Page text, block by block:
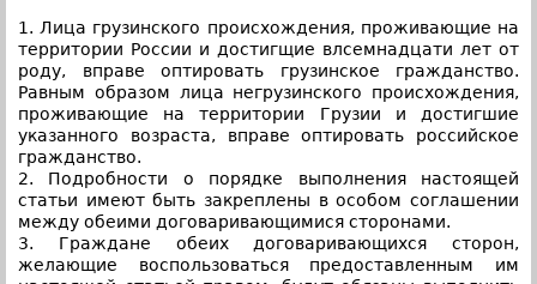
1. Лица грузинского происхождения, проживающие на
территории России и достигщие влсемнадцати лет от
роду, вправе оптировать грузинское гражданство.
Равным образом лица негрузинского происхождения,
проживающие на территории Грузии и достигшие
указанного возраста, вправе оптировать российское
гражданство.
2. Подробности о порядке выполнения настоящей
статьи имеют быть закреплены в особом соглашении
между обеими договаривающимися сторонами.
3. Граждане обеих договаривающихся сторон,
желающие воспользоваться предоставленным им